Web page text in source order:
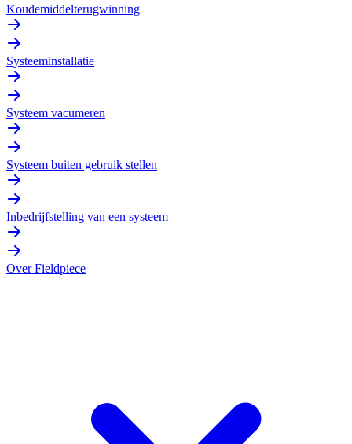
Koudemiddelterugwinning
Systeeminstallatie
Systeem vacumeren
Systeem buiten gebruik stellen
Inbedrijfstelling van een systeem
Over Fieldpiece